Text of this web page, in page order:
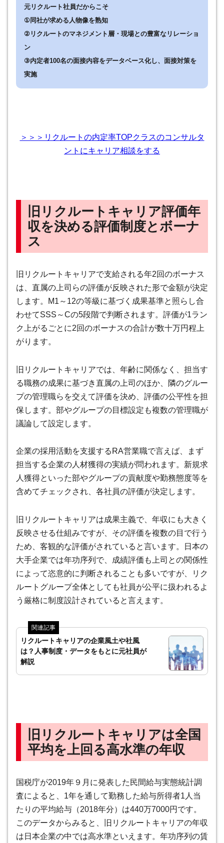
元リクルート社員だからこそ
①同社が求める人物像を熟知
②リクルートのマネジメント層・現場との豊富なリレーショ
ン
③内定者100名の面接内容をデータベース化し、面接対策を
実施
＞＞＞リクルートの内定率TOPクラスのコンサルタ
ントにキャリア相談をする
旧リクルートキャリア評価年
収を決める評価制度とボーナ
ス
旧リクルートキャリアで支給される年2回のボーナス
は、直属の上司らの評価が反映された形で金額が決定
します。M1～12の等級に基づく成果基準と照らし合
わせてSSS～Cの5段階で判断されます。 評価が1ラン
ク上がるごとに2回のボーナスの合計が数十万円程上
がります。
旧リクルートキャリアでは、年齢に関係なく、担当す
る職務の成果に基づき直属の上司のほか、隣のグルー
プの管理職らを交えて評価を決め、評価の公平性を担
保します。部やグループの目標設定も複数の管理職が
議論して設定します。
企業の採用活動を支援するRA営業職で言えば、まず
担当する企業の人材獲得の実績が問われます。新規求
人獲得といった部やグループの貢献度や勤務態度等を
含めてチェックされ、各社員の評価が決定します。
旧リクルートキャリアは成果主義で、年収にも大きく
反映させる仕組みですが、その評価を複数の目で行う
ため、客観的な評価がされていると言います。日本の
大手企業では年功序列で、成績評価も上司との関係性
によって恣意的に判断されることも多いですが、リク
ルートグループ全体としても社員が公平に扱われるよ
う厳格に制度設計されていると言えます。
リクルートキャリアの企業風土や社風
は？人事制度・データをもとに元社員が
解説
旧リクルートキャリアは全国
平均を上回る高水準の年収
国税庁が2019年９月に発表した民間給与実態統計調
査によると、1年を通して勤務した給与所得者1人当
たりの平均給与（2018年分）は440万7000円です。
このデータからみると、旧 リクルートキャリアの年収
は日本企業の中では高水準といえます。年功序列の賃